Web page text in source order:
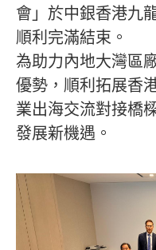
會」於中銀香港九
順利完滿結束。
為助力內地大灣區
優勢，順利拓展香
業出海交流對接橋
發展新機遇。